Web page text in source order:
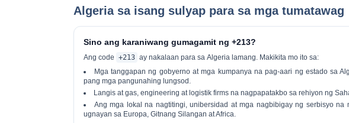
Algeria sa isang sulyap para sa mga tumatawag
Sino ang karaniwang gumagamit ng +213?
Ang code +213 ay nakalaan para sa Algeria lamang. Makikita mo ito sa:
Mga tanggapan ng gobyerno at mga kumpanya na pag-aari ng estado sa
pang mga pangunahing lungsod.
Langis at gas, engineering at logistik firms na nagpapatakbo sa rehiyon ng
Ang mga lokal na nagtitingi, unibersidad at mga nagbibigay ng serbisyo na
ugnayan sa Europa, Gitnang Silangan at Africa.